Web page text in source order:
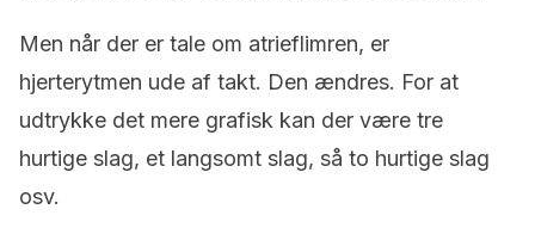
Men når der er tale om atrieflimren, er
hjerterytmen ude af takt. Den ændres. For at
udtrykke det mere grafisk kan der være tre
hurtige slag, et langsomt slag, så to hurtige slag
osv.